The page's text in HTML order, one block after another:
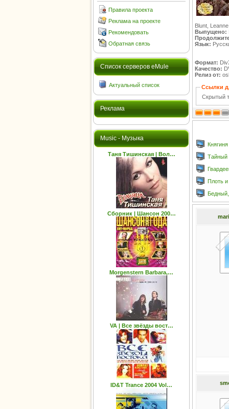
Правила проекта
Реклама на проекте
Рекомендовать
Обратная связь
Cписок серверов eMule
Актуальный список
Реклама
Music - Музыка
Таня Тишинская | Вол…
Cборник | Шансон 200…
Morgenstern Barbara,…
VA | Bсе звёзды вост…
ID&T Trance 2004 Vol…
Blunt,
Выпущено:
Язык:
Формат:
Качество:
Релиз от:
Ссылки
Скрытый
Тайный
Плоть